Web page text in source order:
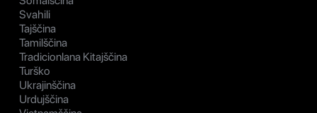
Svahili
Tajščina
Tamilščina
Tradicionlana Kitajščina
Turško
Ukrajinščina
Urdujščina